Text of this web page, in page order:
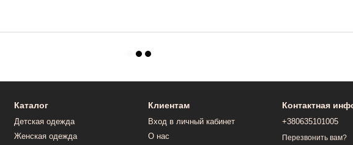
Каталог
Детская одежда
Женская одежда
Клиентам
Вход в личный кабинет
О нас
Контактная
+380635101005
Перезвонить вам?